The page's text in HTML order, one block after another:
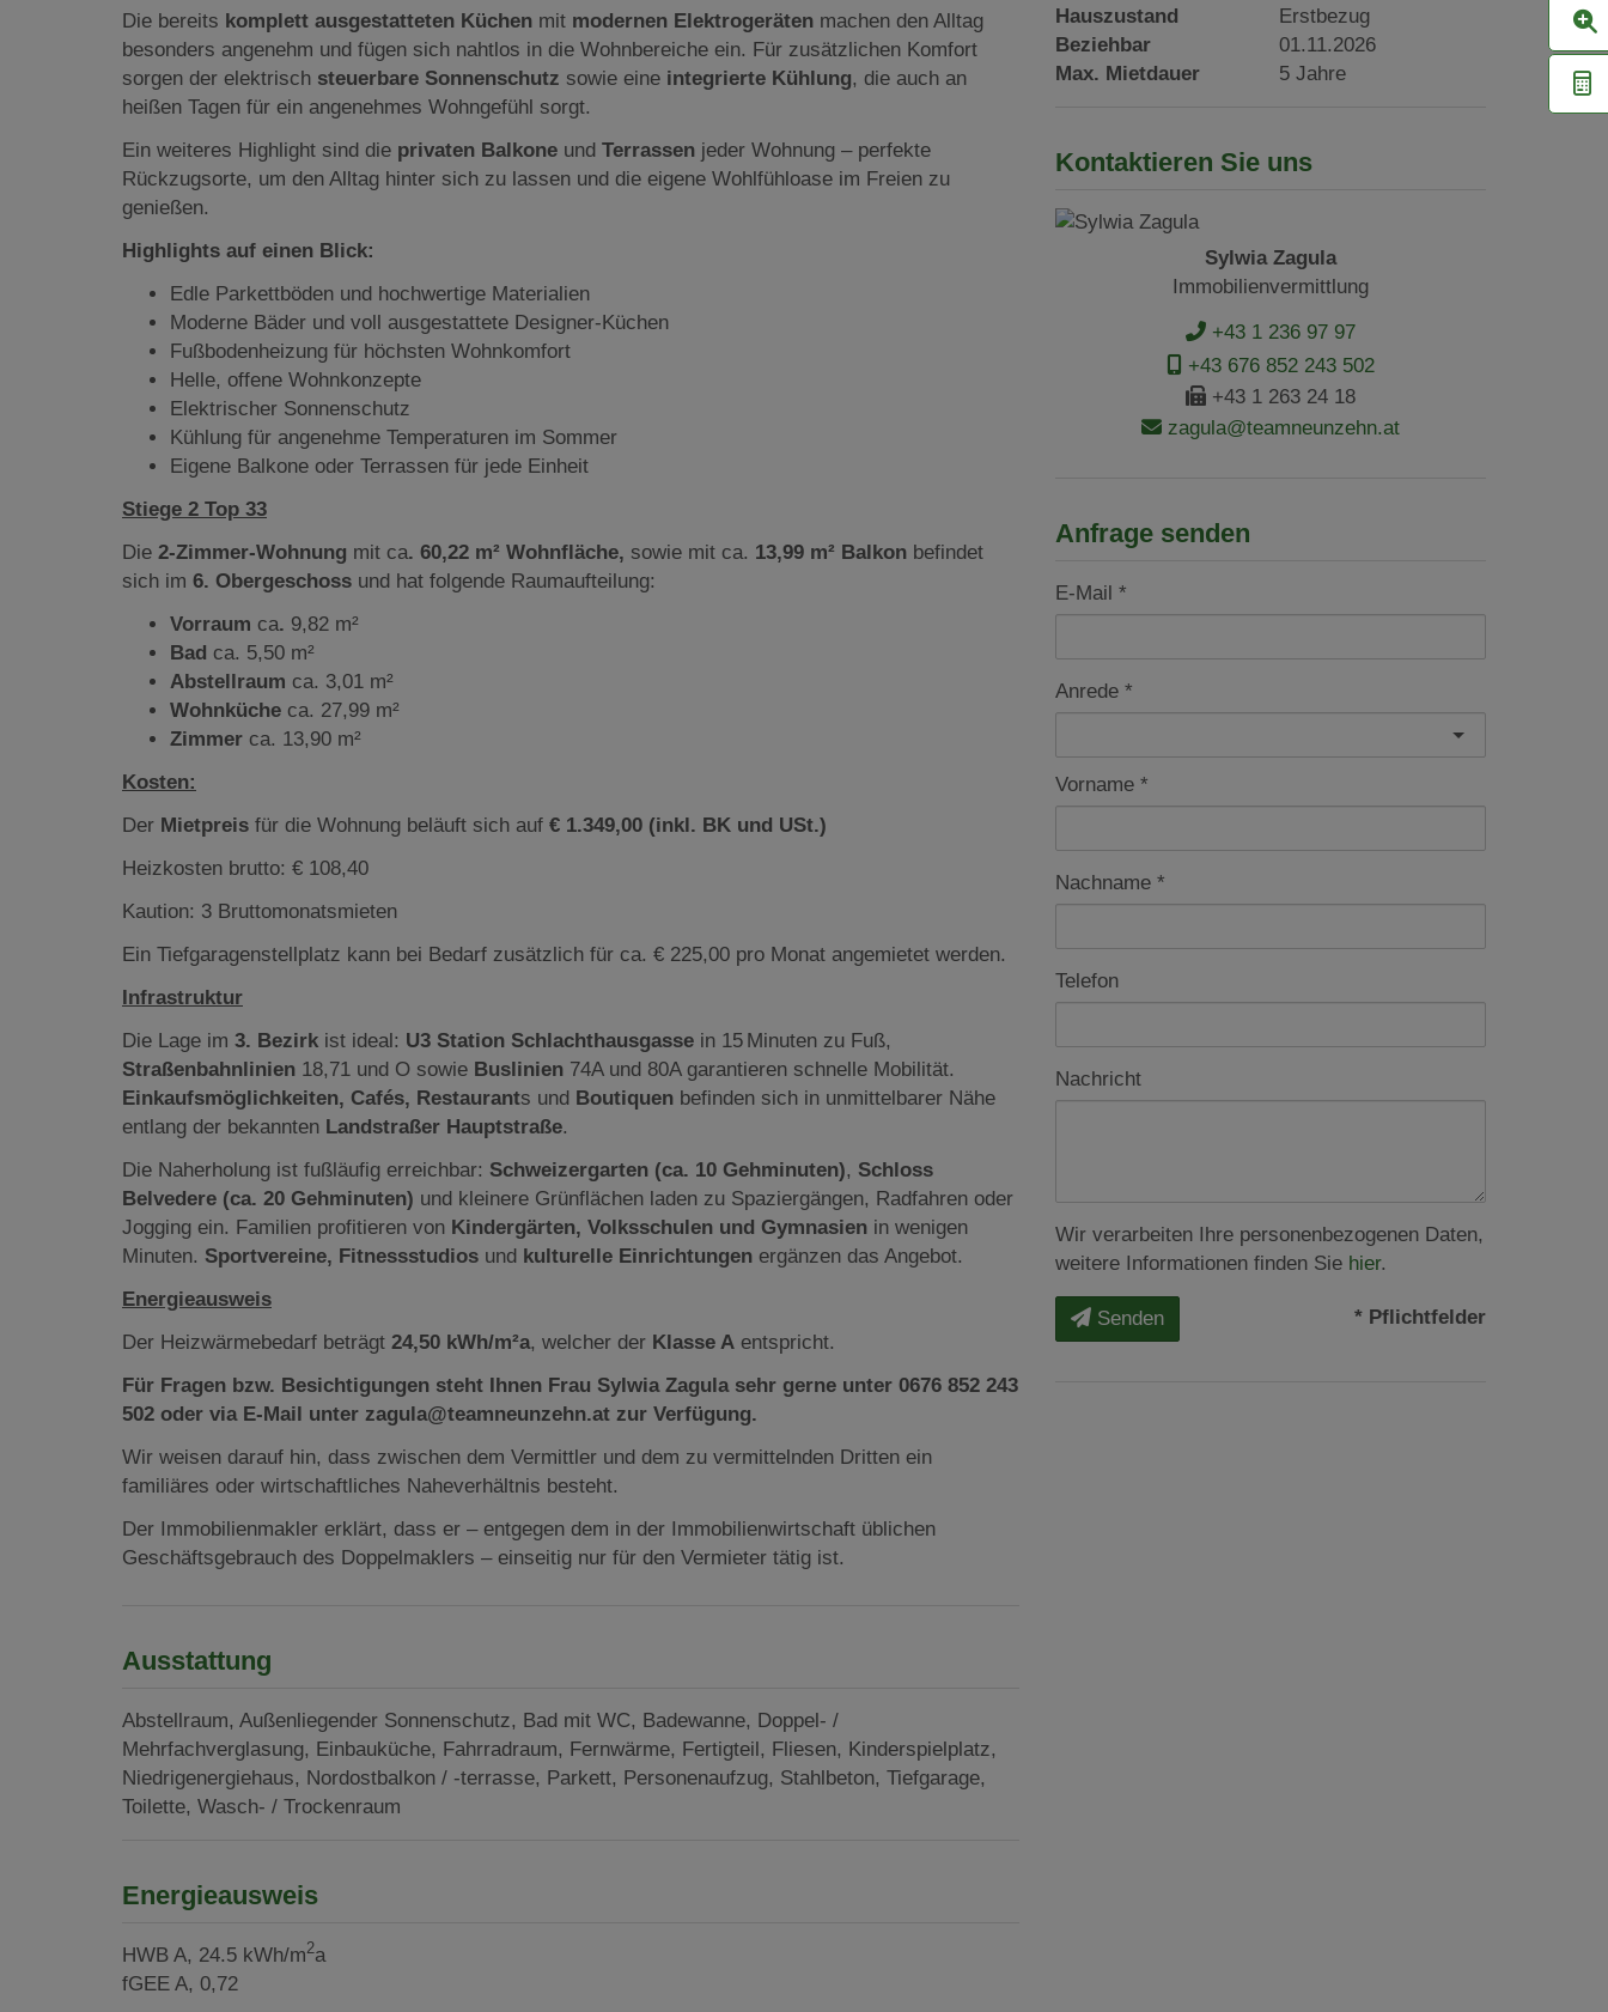
Die bereits komplett ausgestatteten Küchen mit modernen Elektrogeräten machen den Alltag
besonders angenehm und fügen sich nahtlos in die Wohnbereiche ein. Für zusätzlichen Komfort
sorgen der elektrisch steuerbare Sonnenschutz sowie eine integrierte Kühlung, die auch an
heißen Tagen für ein angenehmes Wohngefühl sorgt.
Ein weiteres Highlight sind die privaten Balkone und Terrassen jeder Wohnung – perfekte
Rückzugsorte, um den Alltag hinter sich zu lassen und die eigene Wohlfühloase im Freien zu
genießen.
Highlights auf einen Blick:
Edle Parkettböden und hochwertige Materialien
Moderne Bäder und voll ausgestattete Designer-Küchen
Fußbodenheizung für höchsten Wohnkomfort
Helle, offene Wohnkonzepte
Elektrischer Sonnenschutz
Kühlung für angenehme Temperaturen im Sommer
Eigene Balkone oder Terrassen für jede Einheit
Stiege 2 Top 33
Die 2-Zimmer-Wohnung mit ca. 60,22 m² Wohnfläche, sowie mit ca. 13,99 m² Balkon befindet
sich im 6. Obergeschoss und hat folgende Raumaufteilung:
Vorraum ca. 9,82 m²
Bad ca. 5,50 m²
Abstellraum ca. 3,01 m²
Wohnküche ca. 27,99 m²
Zimmer ca. 13,90 m²
Kosten:
Der Mietpreis für die Wohnung beläuft sich auf € 1.349,00 (inkl. BK und USt.)
Heizkosten brutto: € 108,40
Kaution: 3 Bruttomonatsmieten
Ein Tiefgaragenstellplatz kann bei Bedarf zusätzlich für ca. € 225,00 pro Monat angemietet werden.
Infrastruktur
Die Lage im 3. Bezirk ist ideal: U3 Station Schlachthausgasse in 15 Minuten zu Fuß,
Straßenbahnlinien 18,71 und O sowie Buslinien 74A und 80A garantieren schnelle Mobilität.
Einkaufsmöglichkeiten, Cafés, Restaurants und Boutiquen befinden sich in unmittelbarer Nähe
entlang der bekannten Landstraßer Hauptstraße.
Die Naherholung ist fußläufig erreichbar: Schweizergarten (ca. 10 Gehminuten), Schloss
Belvedere (ca. 20 Gehminuten) und kleinere Grünflächen laden zu Spaziergängen, Radfahren oder
Jogging ein. Familien profitieren von Kindergärten, Volksschulen und Gymnasien in wenigen
Minuten. Sportvereine, Fitnessstudios und kulturelle Einrichtungen ergänzen das Angebot.
Energieausweis
Der Heizwärmebedarf beträgt 24,50 kWh/m²a, welcher der Klasse A entspricht.
Für Fragen bzw. Besichtigungen steht Ihnen Frau Sylwia Zagula sehr gerne unter 0676 852 243
502 oder via E-Mail unter zagula@teamneunzehn.at zur Verfügung.
Wir weisen darauf hin, dass zwischen dem Vermittler und dem zu vermittelnden Dritten ein
familiäres oder wirtschaftliches Naheverhältnis besteht.
Der Immobilienmakler erklärt, dass er – entgegen dem in der Immobilienwirtschaft üblichen
Geschäftsgebrauch des Doppelmaklers – einseitig nur für den Vermieter tätig ist.
Ausstattung
Abstellraum Außenliegender Sonnenschutz Bad mit WC Badewanne Doppel- /
Mehrfachverglasung Einbauküche Fahrradraum Fernwärme Fertigteil Fliesen Kinderspielplatz
Niedrigenergiehaus
Nordostbalkon / -terrasse Parkett Personenaufzug Stahlbeton Tiefgarage
Toilette Wasch- / Trockenraum
Energieausweis
HWB A, 24.5 kWh/m2a
fGEE A, 0,72
Hauszustand
Erstbezug
Beziehbar
01.11.2026
Max. Mietdauer
5 Jahre
Kontaktieren Sie uns
Sylwia Zagula
Immobilienvermittlung
+43 1 236 97 97
+43 676 852 243 502
+43 1 263 24 18
zagula@teamneunzehn.at
Anfrage senden
E-Mail
Anrede
Vorname
Nachname
Telefon
Nachricht
Wir verarbeiten Ihre personenbezogenen Daten,
weitere Informationen finden Sie hier.
Senden * Pflichtfelder